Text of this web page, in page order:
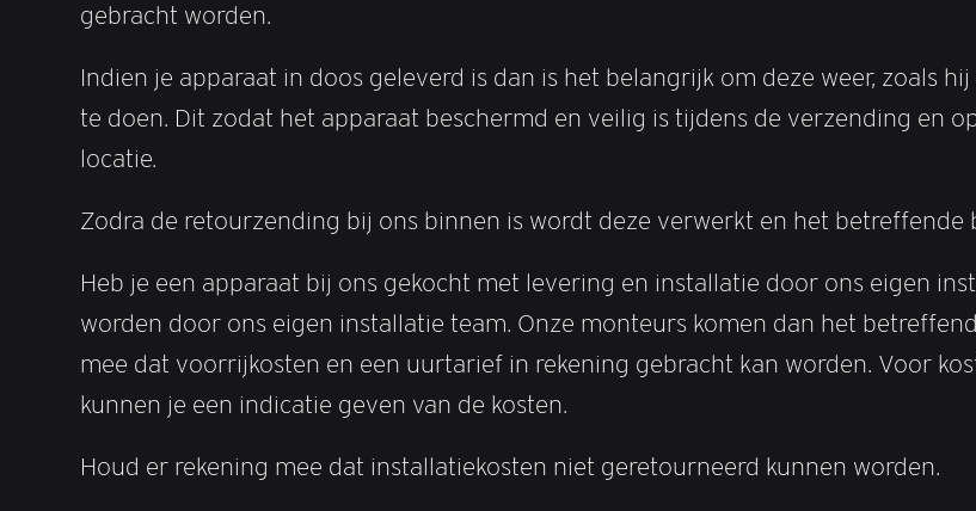
gebracht worden.
Indien je apparaat in doos geleverd is dan is het belangrijk om deze weer, zoals
te doen. Dit zodat het apparaat beschermd en veilig is tijdens de verzending en
locatie.
Zodra de retourzending bij ons binnen is wordt deze verwerkt en het betreffende
Heb je een apparaat bij ons gekocht met levering en installatie door ons eigen
worden door ons eigen installatie team. Onze monteurs komen dan het
mee dat voorrijkosten en een uurtarief in rekening gebracht kan worden. Voor
kunnen je een indicatie geven van de kosten.
Houd er rekening mee dat installatiekosten niet geretourneerd kunnen worden.